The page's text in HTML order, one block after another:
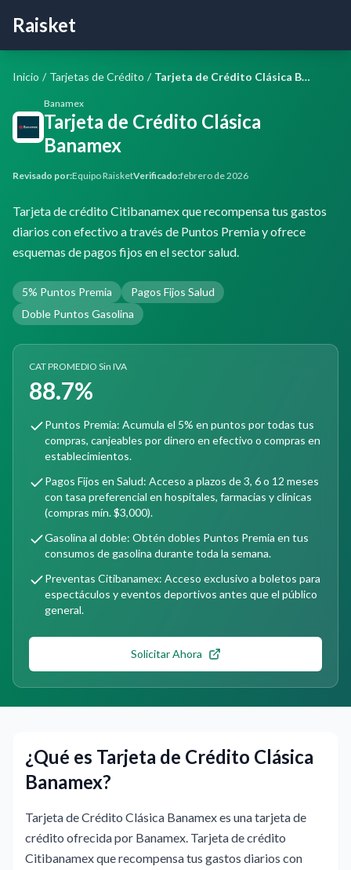
Raisket
Inicio / Tarjetas de Crédito / Tarjeta de Crédito Clásica Banamex
Banamex
Tarjeta de Crédito Clásica
Banamex
Revisado por:Equipo RaisketVerificado:febrero de 2026
Tarjeta de crédito Citibanamex que recompensa tus gastos
diarios con efectivo a través de Puntos Premia y ofrece
esquemas de pagos fijos en el sector salud.
5% Puntos Premia
Pagos Fijos Salud
Doble Puntos Gasolina
CAT PROMEDIO Sin IVA
88.7%
Puntos Premia: Acumula el 5% en puntos por todas tus
compras, canjeables por dinero en efectivo o compras en
establecimientos.
Pagos Fijos en Salud: Acceso a plazos de 3, 6 o 12 meses
con tasa preferencial en hospitales, farmacias y clínicas
(compras mín. $3,000).
Gasolina al doble: Obtén dobles Puntos Premia en tus
consumos de gasolina durante toda la semana.
Preventas Citibanamex: Acceso exclusivo a boletos para
espectáculos y eventos deportivos antes que el público
general.
Solicitar Ahora
¿Qué es Tarjeta de Crédito Clásica
Banamex?
Tarjeta de Crédito Clásica Banamex es una tarjeta de
crédito ofrecida por Banamex. Tarjeta de crédito
Citibanamex que recompensa tus gastos diarios con